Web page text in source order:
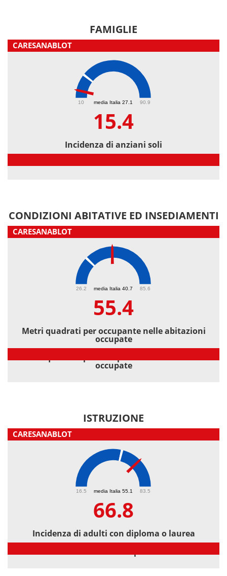
FAMIGLIE
CARESANABLOT
media Italia 27.1
10 90.9
15.4
Incidenza di anziani soli
CONDIZIONI ABITATIVE ED INSEDIAMENTI
CARESANABLOT
media Italia 40.7
26.2 85.6
55.4
Metri quadrati per occupante nelle abitazioni
occupate
occupate
ISTRUZIONE
CARESANABLOT
media Italia 55.1
16.5 83.5
66.8
Incidenza di adulti con diploma o laurea